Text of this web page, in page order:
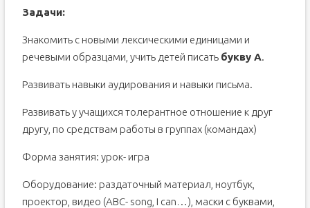
Задачи:
Знакомить с новыми лексическими единицами и
речевыми образцами, учить детей писать букву А.
Развивать навыки аудирования и навыки письма.
Развивать у учащихся толерантное отношение к друг
другу, по средствам работы в группах (командах)
Форма занятия: урок- игра
Оборудование: раздаточный материал, ноутбук,
проектор, видео (ABC- song, I can…), маски с буквами,